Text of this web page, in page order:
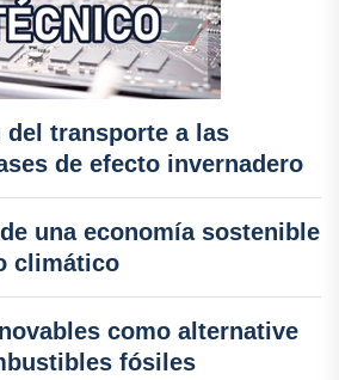
transporte a las
de efecto invernadero
una economía sostenible
climático
como alternative
fósiles